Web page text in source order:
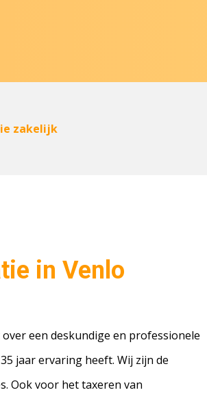
zakelijk
in Venlo
een deskundige en professionele
jaar ervaring heeft. Wij zijn de
Ook voor het taxeren van